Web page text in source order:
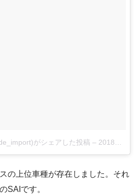
がシェアした投稿 – 2018年 7月月10日午前3時11分PDT
の上位車種が存在しました。それ
SAIです。